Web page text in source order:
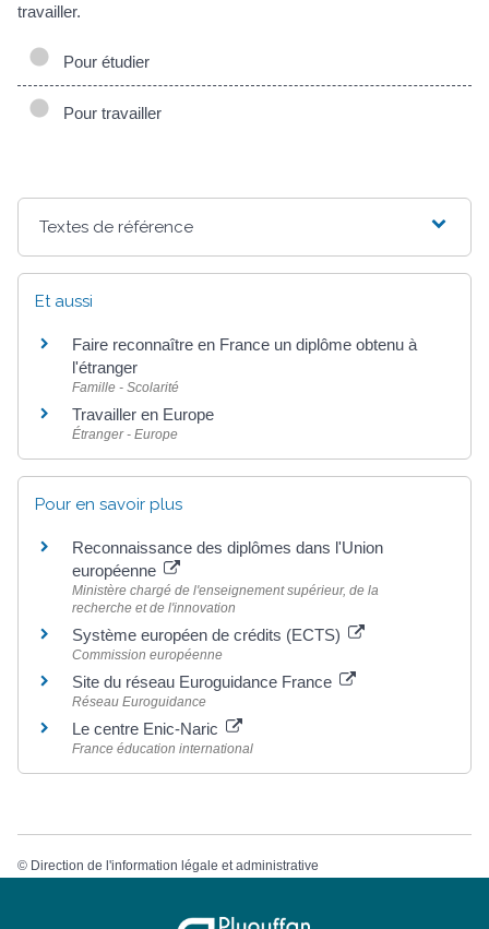
travailler.
Pour étudier
Pour travailler
Textes de référence
Et aussi
Faire reconnaître en France un diplôme obtenu à
l'étranger
Famille - Scolarité
Travailler en Europe
Étranger - Europe
Pour en savoir plus
Reconnaissance des diplômes dans l'Union
européenne
Ministère chargé de l'enseignement supérieur, de la
recherche et de l'innovation
Système européen de crédits (ECTS)
Commission européenne
Site du réseau Euroguidance France
Réseau Euroguidance
Le centre Enic-Naric
France éducation international
© Direction de l'information légale et administrative